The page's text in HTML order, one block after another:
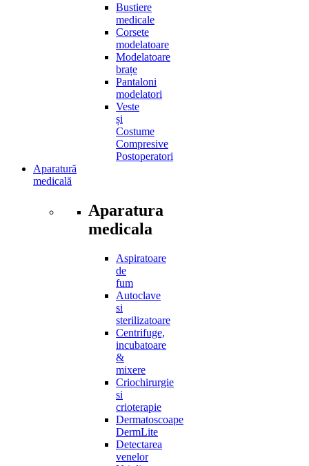
Bustiere
medicale
Corsete
modelatoare
Modelatoare
brațe
Pantaloni
modelatori
Veste
și
Costume
Compresive
Postoperatori
Aparatură
medicală
Aparatura
medicala
Aspiratoare
de
fum
Autoclave
si
sterilizatoare
Centrifuge,
incubatoare
&
mixere
Criochirurgie
si
crioterapie
Dermatoscoape
DermLite
Detectarea
venelor